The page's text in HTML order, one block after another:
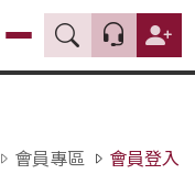
會員專區 會員登入